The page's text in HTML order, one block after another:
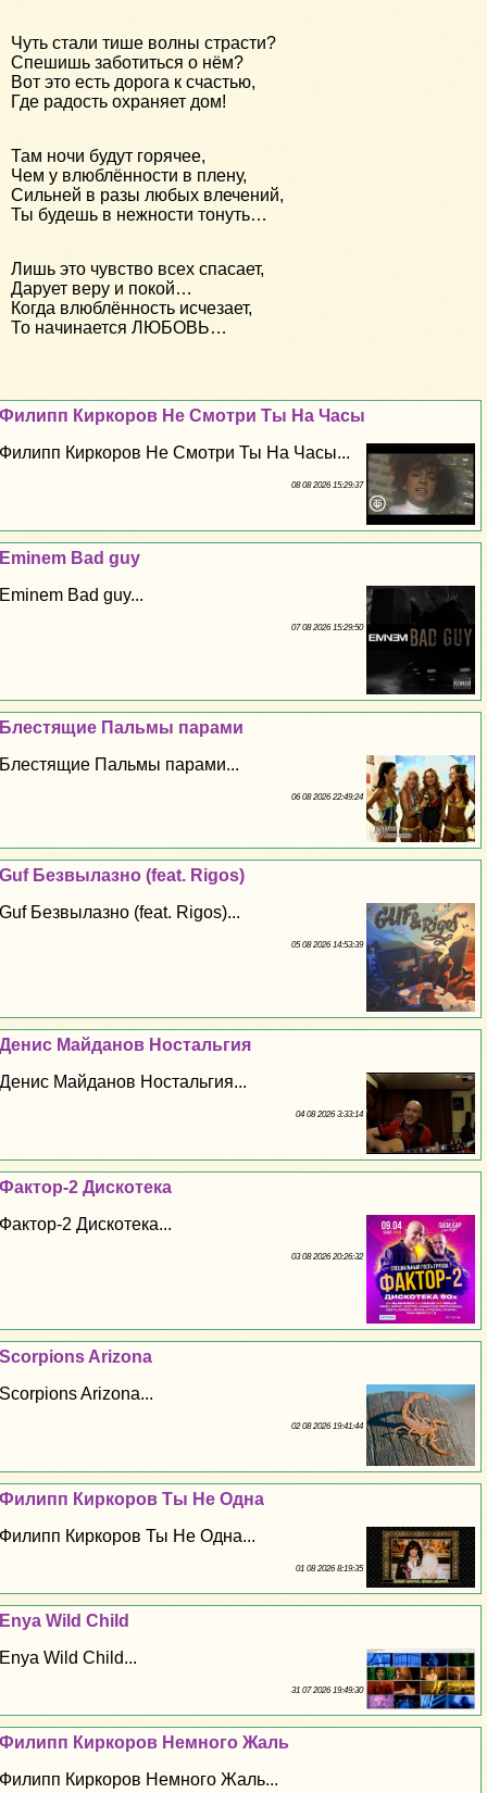
Чуть стали тише волны страсти?
Спешишь заботиться о нём?
Вот это есть дорога к счастью,
Где радость охраняет дом!
Там ночи будут горячее,
Чем у влюблённости в плену,
Сильней в разы любых влечений,
Ты будешь в нежности тонуть…
Лишь это чувство всех спасает,
Дарует веру и покой…
Когда влюблённость исчезает,
То начинается ЛЮБОВЬ…
Филипп Киркоров Не Смотри Ты На Часы
Филипп Киркоров Не Смотри Ты На Часы...
08 08 2026 15:29:37
Eminem Bad guy
Eminem Bad guy...
07 08 2026 15:29:50
Блестящие Пальмы парами
Блестящие Пальмы парами...
06 08 2026 22:49:24
Guf Безвылазно (feat. Rigos)
Guf Безвылазно (feat. Rigos)...
05 08 2026 14:53:39
Денис Майданов Ностальгия
Денис Майданов Ностальгия...
04 08 2026 3:33:14
Фактор-2 Дискотека
Фактор-2 Дискотека...
03 08 2026 20:26:32
Scorpions Arizona
Scorpions Arizona...
02 08 2026 19:41:44
Филипп Киркоров Ты Не Одна
Филипп Киркоров Ты Не Одна...
01 08 2026 8:19:35
Enya Wild Child
Enya Wild Child...
31 07 2026 19:49:30
Филипп Киркоров Немного Жаль
Филипп Киркоров Немного Жаль...